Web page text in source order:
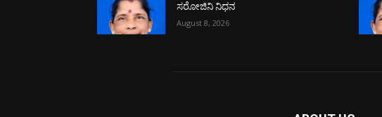
ಸರೋಜಿನಿ ನಿಧನ
August 8, 2026